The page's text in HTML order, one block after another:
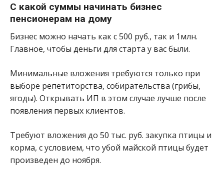
С какой суммы начинать бизнес
пенсионерам на дому
Бизнес можно начать как с 500 руб., так и 1млн.
Главное, чтобы деньги для старта у вас были.
Минимальные вложения требуются только при
выборе репетиторства, собирательства (грибы,
ягоды). Открывать ИП в этом случае лучше после
появления первых клиентов.
Требуют вложения до 50 тыс. руб. закупка птицы и
корма, с условием, что убой майской птицы будет
произведен до ноября.